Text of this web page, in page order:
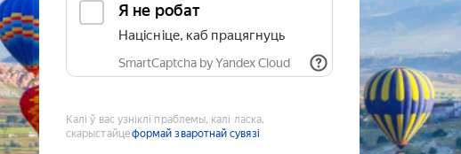
Я не робат
Націсніце, каб працягнуць
SmartCaptcha by Yandex Cloud
Калі ў вас узніклі праблемы, калі ласка,
скарыстайцеформай зваротнай сувязі